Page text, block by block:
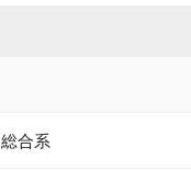
総合系